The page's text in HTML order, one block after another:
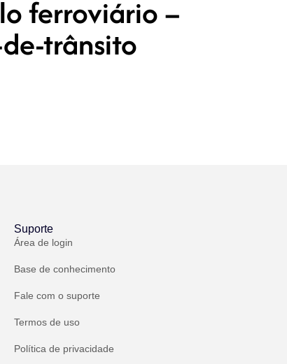
ferroviário –
trânsito
Suporte
Área de login
Base de conhecimento
Fale com o suporte
Termos de uso
Política de privacidade